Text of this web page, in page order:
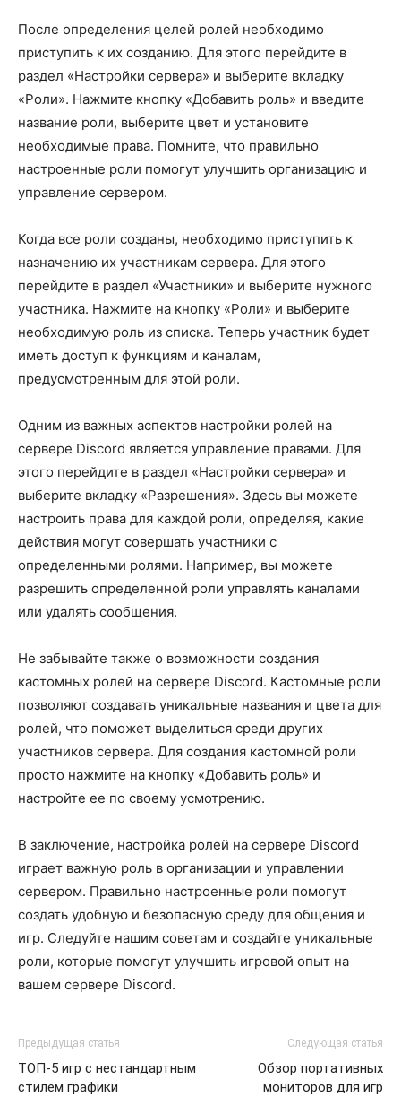
После определения целей ролей необходимо
приступить к их созданию. Для этого перейдите в
раздел «Настройки сервера» и выберите вкладку
«Роли». Нажмите кнопку «Добавить роль» и введите
название роли, выберите цвет и установите
необходимые права. Помните, что правильно
настроенные роли помогут улучшить организацию и
управление сервером.
Когда все роли созданы, необходимо приступить к
назначению их участникам сервера. Для этого
перейдите в раздел «Участники» и выберите нужного
участника. Нажмите на кнопку «Роли» и выберите
необходимую роль из списка. Теперь участник будет
иметь доступ к функциям и каналам,
предусмотренным для этой роли.
Одним из важных аспектов настройки ролей на
сервере Discord является управление правами. Для
этого перейдите в раздел «Настройки сервера» и
выберите вкладку «Разрешения». Здесь вы можете
настроить права для каждой роли, определяя, какие
действия могут совершать участники с
определенными ролями. Например, вы можете
разрешить определенной роли управлять каналами
или удалять сообщения.
Не забывайте также о возможности создания
кастомных ролей на сервере Discord. Кастомные роли
позволяют создавать уникальные названия и цвета для
ролей, что поможет выделиться среди других
участников сервера. Для создания кастомной роли
просто нажмите на кнопку «Добавить роль» и
настройте ее по своему усмотрению.
В заключение, настройка ролей на сервере Discord
играет важную роль в организации и управлении
сервером. Правильно настроенные роли помогут
создать удобную и безопасную среду для общения и
игр. Следуйте нашим советам и создайте уникальные
роли, которые помогут улучшить игровой опыт на
вашем сервере Discord.
Предыдущая статья
ТОП-5 игр с нестандартным
стилем графики
Следующая статья
Обзор портативных
мониторов для игр